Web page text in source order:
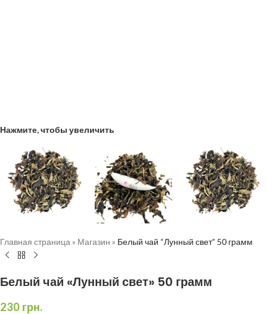
Нажмите, чтобы увеличить
Главная страница » Магазин » Белый чай “Лунный свет” 50 грамм
Белый чай «Лунный свет» 50 грамм
230 грн.